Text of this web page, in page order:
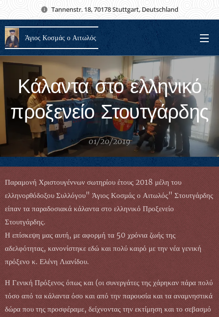
Tannenstr. 18, 70178 Stuttgart, Deutschland
Άγιος Κοσμάς ο Αιτωλός
Κάλαντα στο ελληνικό
προξενείο Στουτγάρδης
01/20/2019
Παραμονή Χριστουγέννων σωτηρίου έτους 2018 μέλη του
ελληνορθόδοξου Συλλόγου" Άγιος Κοσμάς ο Αιτωλός" Στουτγάρδης
είπαν τα παραδοσιακά κάλαντα στο ελληνικό Προξενείο
Στουτγάρδης.
Η επίσκεψη μας αυτή, με αφορμή τα 50 χρόνια ζωής της
αδελφότητας, κανονίστηκε εδώ και πολύ καιρό με την νέα γενική
πρόξενο κ. Ελένη Λιανίδου.
Η Γενική Πρόξενος όπως και (οι συνεργάτες της χάρηκαν πάρα πολύ
τόσο από τα κάλαντα όσο και από την παρουσία και τα αναμνηστικά
δώρα που της προσφέραμε, δείχνοντας την εκτίμηση και το σεβασμό